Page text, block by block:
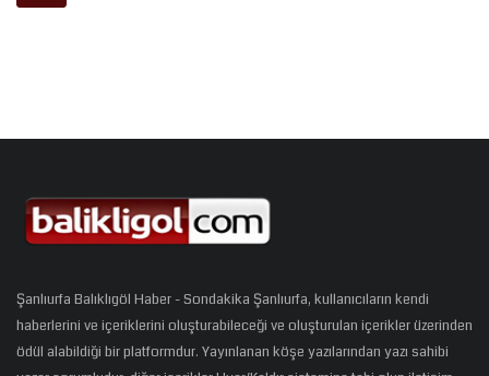
Şanlıurfa Balıklıgöl Haber - Sondakika Şanlıurfa, kullanıcıların kendi
haberlerini ve içeriklerini oluşturabileceği ve oluşturulan içerikler üzerinden
ödül alabildiği bir platformdur. Yayınlanan köşe yazılarından yazı sahibi